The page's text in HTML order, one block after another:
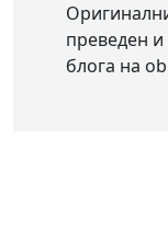
преведен
блога на